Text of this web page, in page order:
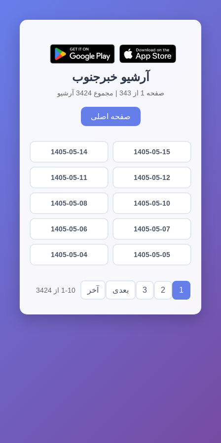
آرشیو خبرجنوب
صفحه 1 از 343 | مجموع 3424 آرشیو
صفحه اصلی
1405-05-15
1405-05-14
1405-05-12
1405-05-11
1405-05-10
1405-05-08
1405-05-07
1405-05-06
1405-05-05
1405-05-04
1
2
3 بعدی آخر 1-10 از 3424